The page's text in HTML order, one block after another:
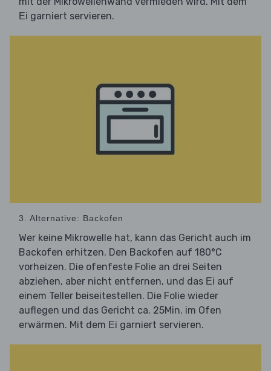
Ei garniert servieren.
3. Alternative: Backofen
Wer keine Mikrowelle hat, kann das Gericht auch im
Backofen erhitzen. Den Backofen auf 180°C
vorheizen. Die ofenfeste Folie an drei Seiten
abziehen, aber nicht entfernen, und das Ei auf
einem Teller beiseitestellen. Die Folie wieder
auflegen und das Gericht ca. 25Min. im Ofen
erwärmen. Mit dem Ei garniert servieren.